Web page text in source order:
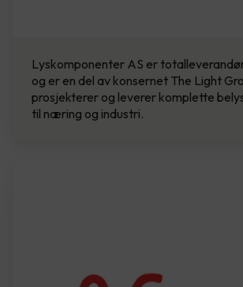
Lyskomponenter AS er
og er en del av konsernet The Light
prosjekterer og leverer komplette
til næring og industri.